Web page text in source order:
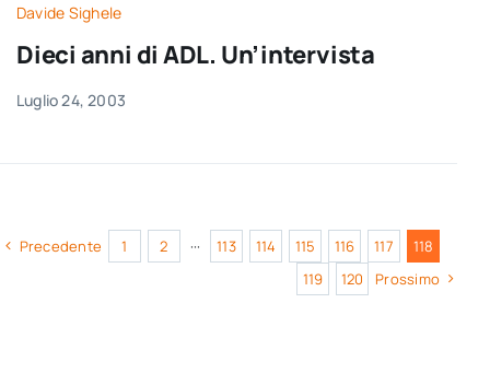
Davide Sighele
Dieci anni di ADL. Un’intervista
Luglio 24, 2003
Precedente 1 2 ··· 113 114 115 116 117
118
119
120 Prossimo